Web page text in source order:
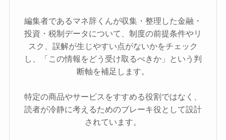
編集者であるマネ辞くんが収集・整理した金融・
投資・税制データについて、制度の前提条件やリ
スク、誤解が生じやすい点がないかをチェック
し、「この情報をどう受け取るべきか」という判
断軸を補足します。
特定の商品やサービスをすすめる役割ではなく、
読者が冷静に考えるためのブレーキ役として設計
されています。